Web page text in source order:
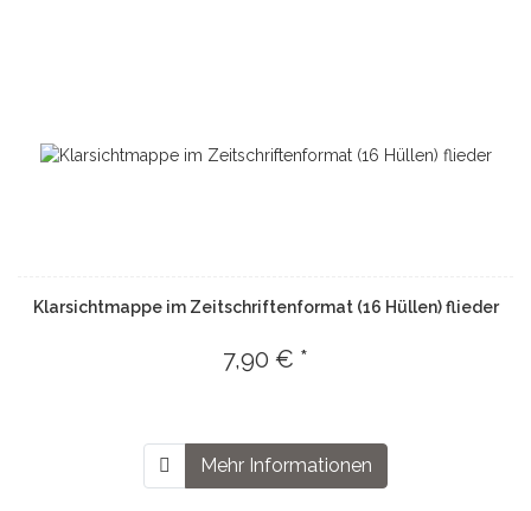
Klarsichtmappe im Zeitschriftenformat (16 Hüllen) flieder
7,90 € *
Mehr Informationen